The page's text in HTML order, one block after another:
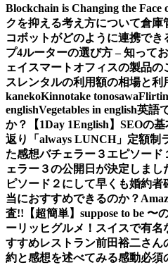
Blockchain is Changing the Face
クを抑える考え方について倉庫
コボットがどのように連携でき
プ4ルーターの選び方 – 知って
ェイスマートオフィスの製品の
スレンタルの利用額の相場と利
kanekoKinnotake tonosawa
englishVegetables in english英語
か？【1Day 1English】 SEOの
返り
「always LUNCH」定額
た感想バチェラー３エピソード
ェラー３の公開日が決定しまし
ピソード２にして早くも婚約者
当におすすめできるのか？
査!! 【超簡単】suppose to be
ーリッヒグルメ！スイスで有
すすめレストラン前田裕二さん
約と感想を述べてみる感動必須